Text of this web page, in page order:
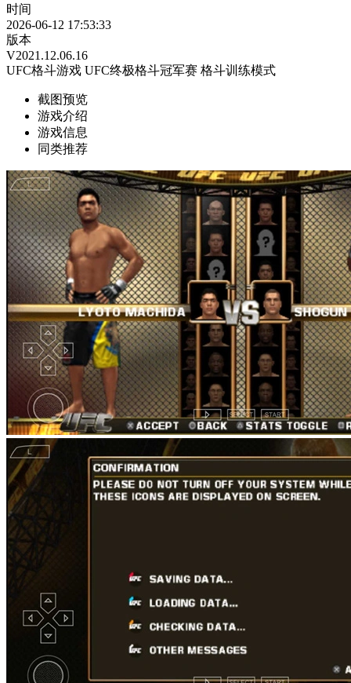
时间
2026-06-12 17:53:33
版本
V2021.12.06.16
UFC格斗游戏 UFC终极格斗冠军赛 格斗训练模式
截图预览
游戏介绍
游戏信息
同类推荐